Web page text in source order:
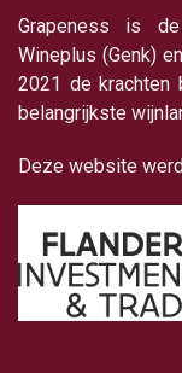
Grapeness is
Wineplus (Genk)
2021 de krachten
belangrijkste
Deze website